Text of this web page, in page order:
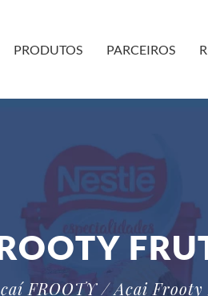
PRODUTOS PARCEIROS
FROOTY / Açai Frooty